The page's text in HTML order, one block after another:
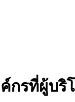
กรที่ผู้บริ